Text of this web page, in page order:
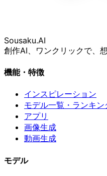
Sousaku.AI
創作AI、ワンクリックで、
機能・特徴
インスピレーション
モデル一覧・ランキン
アプリ
画像生成
動画生成
モデル